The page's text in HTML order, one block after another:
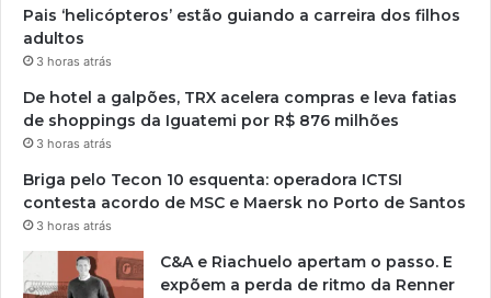
Pais ‘helicópteros’ estão guiando a carreira dos filhos
adultos
3 horas atrás
De hotel a galpões, TRX acelera compras e leva fatias
de shoppings da Iguatemi por R$ 876 milhões
3 horas atrás
Briga pelo Tecon 10 esquenta: operadora ICTSI
contesta acordo de MSC e Maersk no Porto de Santos
3 horas atrás
C&A e Riachuelo apertam o passo. E
expõem a perda de ritmo da Renner